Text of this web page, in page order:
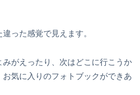
った感覚で見えます。
がえったり、次はどこに行こうか
気に入りのフォトブックができあ